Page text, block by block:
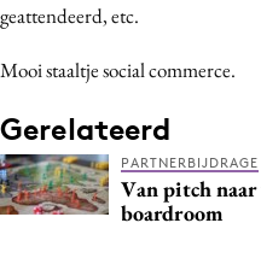
Effectiviteit
Influencer marketing
Interne communicatie
Martech
Media
geattendeerd, etc.
Mooi staaltje social commerce.
Gerelateerd
PARTNERBIJDRAGE
Van pitch
boardroom